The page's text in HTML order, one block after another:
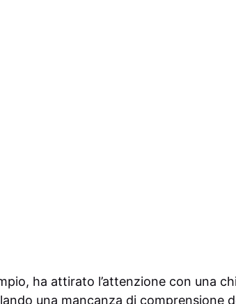
ha attirato l’attenzione con una
una mancanza di comprensione